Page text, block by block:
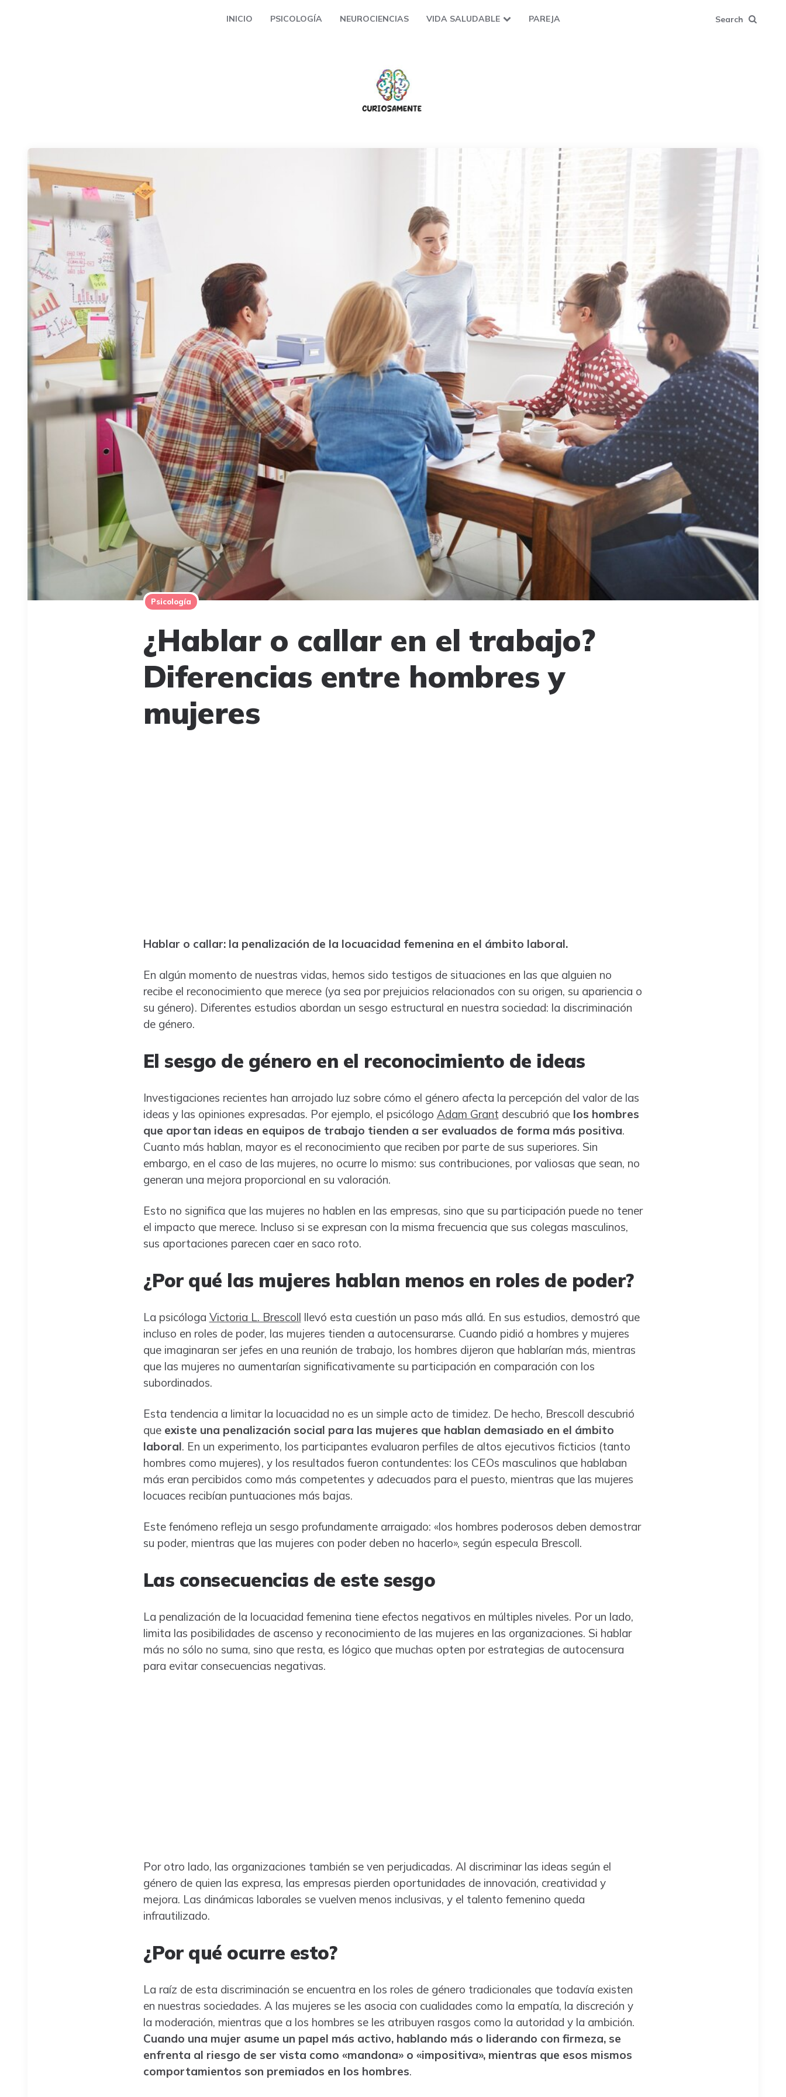
INICIO PSICOLOGÍA NEUROCIENCIAS VIDA SALUDABLE PAREJA Search
Psicología
¿Hablar o callar en el trabajo?
Diferencias entre hombres y
mujeres
Hablar o callar: la penalización de la locuacidad femenina en el ámbito laboral.
En algún momento de nuestras vidas, hemos sido testigos de situaciones en las que alguien no
recibe el reconocimiento que merece (ya sea por prejuicios relacionados con su origen, su apariencia o
su género). Diferentes estudios abordan un sesgo estructural en nuestra sociedad: la discriminación
de género.
El sesgo de género en el reconocimiento de ideas
Investigaciones recientes han arrojado luz sobre cómo el género afecta la percepción del valor de las
ideas y las opiniones expresadas. Por ejemplo, el psicólogo Adam Grant descubrió que los hombres
que aportan ideas en equipos de trabajo tienden a ser evaluados de forma más positiva.
Cuanto más hablan, mayor es el reconocimiento que reciben por parte de sus superiores. Sin
embargo, en el caso de las mujeres, no ocurre lo mismo: sus contribuciones, por valiosas que sean, no
generan una mejora proporcional en su valoración.
Esto no significa que las mujeres no hablen en las empresas, sino que su participación puede no tener
el impacto que merece. Incluso si se expresan con la misma frecuencia que sus colegas masculinos,
sus aportaciones parecen caer en saco roto.
¿Por qué las mujeres hablan menos en roles de poder?
La psicóloga Victoria L. Brescoll llevó esta cuestión un paso más allá. En sus estudios, demostró que
incluso en roles de poder, las mujeres tienden a autocensurarse. Cuando pidió a hombres y mujeres
que imaginaran ser jefes en una reunión de trabajo, los hombres dijeron que hablarían más, mientras
que las mujeres no aumentarían significativamente su participación en comparación con los
subordinados.
Esta tendencia a limitar la locuacidad no es un simple acto de timidez. De hecho, Brescoll descubrió
que existe una penalización social para las mujeres que hablan demasiado en el ámbito
laboral. En un experimento, los participantes evaluaron perfiles de altos ejecutivos ficticios (tanto
hombres como mujeres), y los resultados fueron contundentes: los CEOs masculinos que hablaban
más eran percibidos como más competentes y adecuados para el puesto, mientras que las mujeres
locuaces recibían puntuaciones más bajas.
Este fenómeno refleja un sesgo profundamente arraigado: «los hombres poderosos deben demostrar
su poder, mientras que las mujeres con poder deben no hacerlo», según especula Brescoll.
Las consecuencias de este sesgo
La penalización de la locuacidad femenina tiene efectos negativos en múltiples niveles. Por un lado,
limita las posibilidades de ascenso y reconocimiento de las mujeres en las organizaciones. Si hablar
más no sólo no suma, sino que resta, es lógico que muchas opten por estrategias de autocensura
para evitar consecuencias negativas.
Por otro lado, las organizaciones también se ven perjudicadas. Al discriminar las ideas según el
género de quien las expresa, las empresas pierden oportunidades de innovación, creatividad y
mejora. Las dinámicas laborales se vuelven menos inclusivas, y el talento femenino queda
infrautilizado.
¿Por qué ocurre esto?
La raíz de esta discriminación se encuentra en los roles de género tradicionales que todavía existen
en nuestras sociedades. A las mujeres se les asocia con cualidades como la empatía, la discreción y
la moderación, mientras que a los hombres se les atribuyen rasgos como la autoridad y la ambición.
Cuando una mujer asume un papel más activo, hablando más o liderando con firmeza, se
enfrenta al riesgo de ser vista como «mandona» o «impositiva», mientras que esos mismos
comportamientos son premiados en los hombres.